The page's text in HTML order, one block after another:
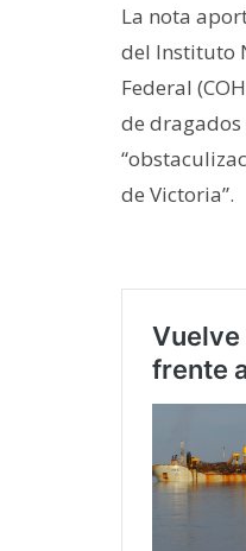
La nota
del Instituto
Federal
de dragados
de Victoria”.